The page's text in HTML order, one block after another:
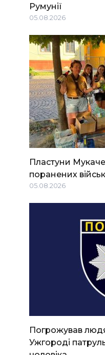
Румунії
05.08.2026
Пластуни
поранених
05.08.2026
Погрожував
Ужгороді